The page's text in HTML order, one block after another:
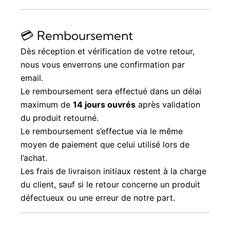
💳 Remboursement
Dès réception et vérification de votre retour,
nous vous enverrons une confirmation par
email.
Le remboursement sera effectué dans un délai
maximum de 14 jours ouvrés après validation
du produit retourné.
Le remboursement s’effectue via le même
moyen de paiement que celui utilisé lors de
l’achat.
Les frais de livraison initiaux restent à la charge
du client, sauf si le retour concerne un produit
défectueux ou une erreur de notre part.